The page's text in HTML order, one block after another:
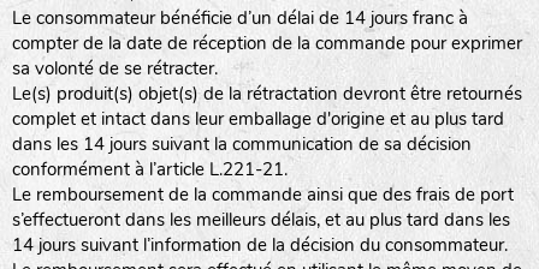
Le consommateur bénéficie d’un délai de 14 jours franc à
compter de la date de réception de la commande pour exprimer
sa volonté de se rétracter.
Le(s) produit(s) objet(s) de la rétractation devront être retournés
complet et intact dans leur emballage d'origine et au plus tard
dans les 14 jours suivant la communication de sa décision
conformément à l’article L.221-21.
Le remboursement de la commande ainsi que des frais de port
s’effectueront dans les meilleurs délais, et au plus tard dans les
14 jours suivant l’information de la décision du consommateur.